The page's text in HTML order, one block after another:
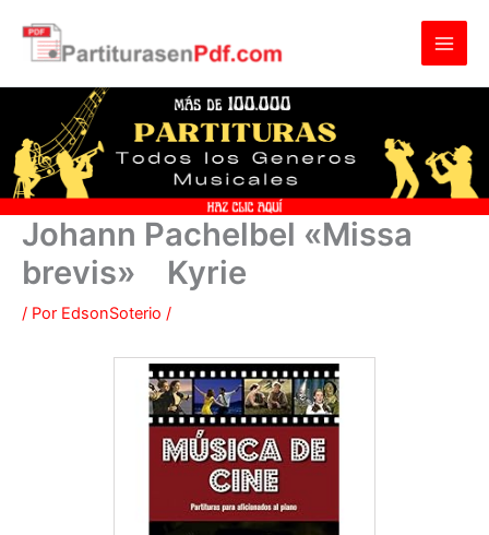
contenido
Johann Pachelbel «Missa
brevis» Kyrie
/ Por EdsonSoterio /